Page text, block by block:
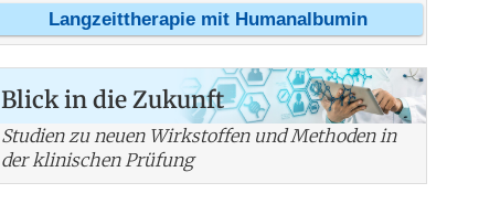
Langzeittherapie mit Humanalbumin
Blick in die Zukunft
Studien zu neuen Wirkstoffen und Methoden in
der klinischen Prüfung